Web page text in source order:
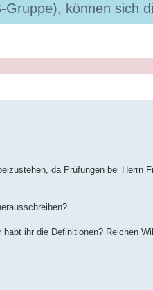
können sich
da Prüfungen bei Herrn
ihr die Definitionen? Reichen